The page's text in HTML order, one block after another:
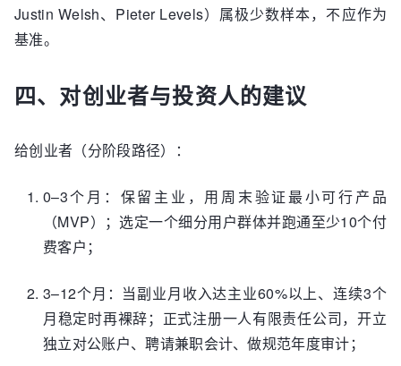
Justin Welsh、Pieter Levels）属极少数样本，不应作为
基准。
四、对创业者与投资人的建议
给创业者（分阶段路径）：
0–3个月：保留主业，用周末验证最小可行产品
（MVP）；选定一个细分用户群体并跑通至少10个付
费客户；
3–12个月：当副业月收入达主业60%以上、连续3个
月稳定时再裸辞；正式注册一人有限责任公司，开立
独立对公账户、聘请兼职会计、做规范年度审计；